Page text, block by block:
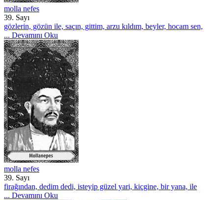
molla nefes
39. Sayı
gözlerin, gözün ile, saçın, gittim, arzu kıldım, beyler, hocam sen,
... Devamını Oku
molla nefes
39. Sayı
firağından, dedim dedi, isteyip güzel yari, kiçgine, bir yana, ile
... Devamını Oku